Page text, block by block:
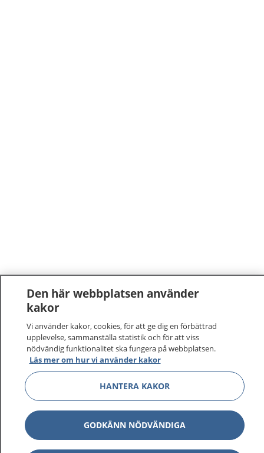
1177 – tryggt om din hälsa och vård
På 1177.se får du råd om hälsa och information om
sjukdomar och vilka mottagningar du kan kontakta.
Logga in för att läsa din journal och göra dina
vårdärenden. Ring telefonnummer 1177 för
sjukvårdsrådgivning dygnet runt.
1177 ger dig råd när du vill må bättre.
Den här webbplatsen använder
kakor
Vi använder kakor, cookies, för att ge dig en förbättrad
upplevelse, sammanställa statistik och för att viss
nödvändig funktionalitet ska fungera på webbplatsen.
Läs mer om hur vi använder kakor
HANTERA KAKOR
GODKÄNN NÖDVÄNDIGA